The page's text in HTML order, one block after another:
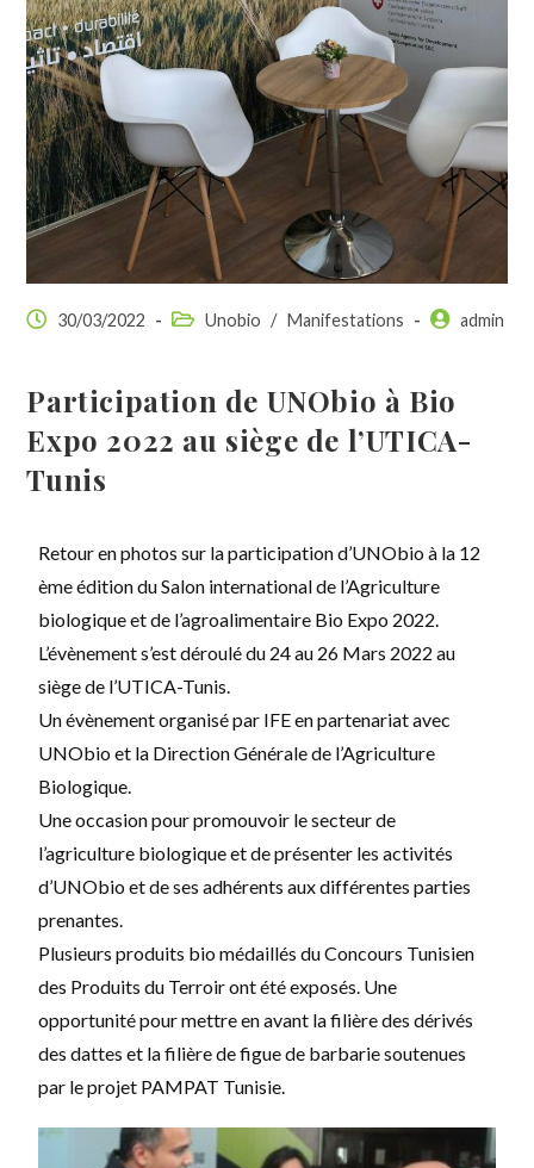
30/03/2022 Unobio / Manifestations admin
Participation de UNObio à Bio
Expo 2022 au siège de l’UTICA-
Tunis
Retour en photos sur la participation d’UNObio à la 12
ème édition du Salon international de l’Agriculture
biologique et de l’agroalimentaire Bio Expo 2022.
L’évènement s’est déroulé du 24 au 26 Mars 2022 au
siège de l’UTICA-Tunis.
Un évènement organisé par IFE en partenariat avec
UNObio et la Direction Générale de l’Agriculture
Biologique.
Une occasion pour promouvoir le secteur de
l’agriculture biologique et de présenter les activités
d’UNObio et de ses adhérents aux différentes parties
prenantes.
Plusieurs produits bio médaillés duConcours Tunisien
des Produits du Terroiront été exposés. Une
opportunité pour mettre en avant la filière des dérivés
des dattes et la filière de figue de barbarie soutenues
par le projet PAMPAT Tunisie